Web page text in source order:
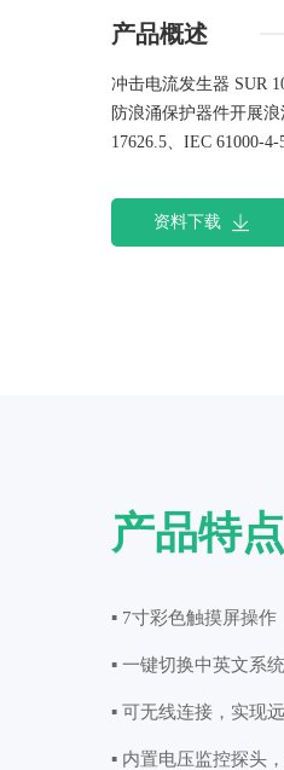
产品概述
冲击电流发生器 SUR
防浪涌保护器件开展
17626.5、IEC 61000-4-
资料下载
产品特点
▪ 7寸彩色触摸屏操作
▪ 一键切换中英文系
▪ 可无线连接，实现
▪ 内置电压监控探头